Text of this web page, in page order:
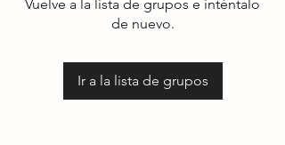
Vuelve a la lista de grupos e inténtalo
de nuevo.
Ir a la lista de grupos